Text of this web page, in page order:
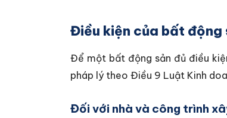
Điều kiện của bất động
Để một bất động sản đủ điều
pháp lý theo Điều 9 Luật Kinh
Đối với nhà và công trình